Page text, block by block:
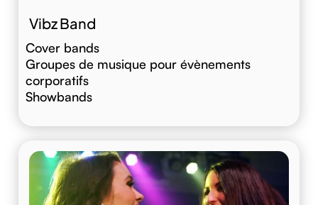
Vibz Band
Cover bands
Groupes de musique pour évènements
corporatifs
Showbands